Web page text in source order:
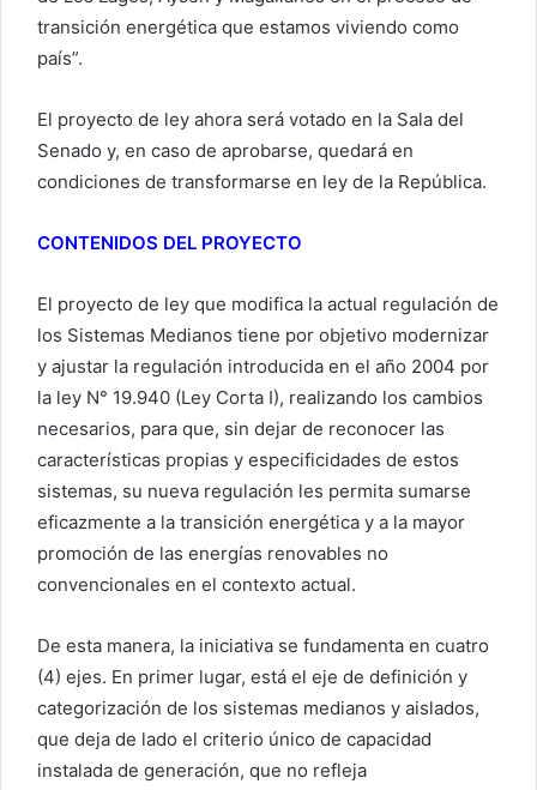
transición energética que estamos viviendo como
país”.
El proyecto de ley ahora será votado en la Sala del
Senado y, en caso de aprobarse, quedará en
condiciones de transformarse en ley de la República.
CONTENIDOS DEL PROYECTO
El proyecto de ley que modifica la actual regulación de
los Sistemas Medianos tiene por objetivo modernizar
y ajustar la regulación introducida en el año 2004 por
la ley N° 19.940 (Ley Corta I), realizando los cambios
necesarios, para que, sin dejar de reconocer las
características propias y especificidades de estos
sistemas, su nueva regulación les permita sumarse
eficazmente a la transición energética y a la mayor
promoción de las energías renovables no
convencionales en el contexto actual.
De esta manera, la iniciativa se fundamenta en cuatro
(4) ejes. En primer lugar, está el eje de definición y
categorización de los sistemas medianos y aislados,
que deja de lado el criterio único de capacidad
instalada de generación, que no refleja